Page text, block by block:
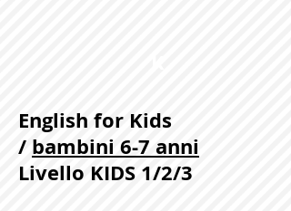
English for Kids
/ bambini 6-7 anni
Livello KIDS 1/2/3